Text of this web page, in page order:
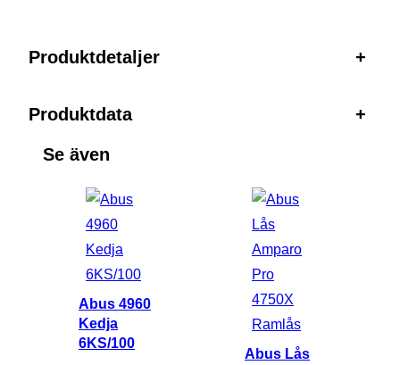
™
l
Produktdetaljer +
Produktdata +
Se även
Abus 4960
Kedja
6KS/100
Abus Lås